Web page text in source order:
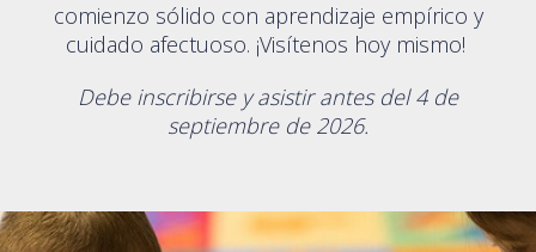
comienzo sólido con aprendizaje empírico y
cuidado afectuoso. ¡Visítenos hoy mismo!
Debe inscribirse y asistir antes del 4 de
septiembre de 2026.